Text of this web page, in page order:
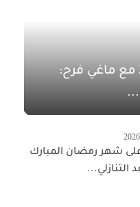
مفاجآت أغسطس 2026 مع ماغي فرح:
شهر رمضان المبارك